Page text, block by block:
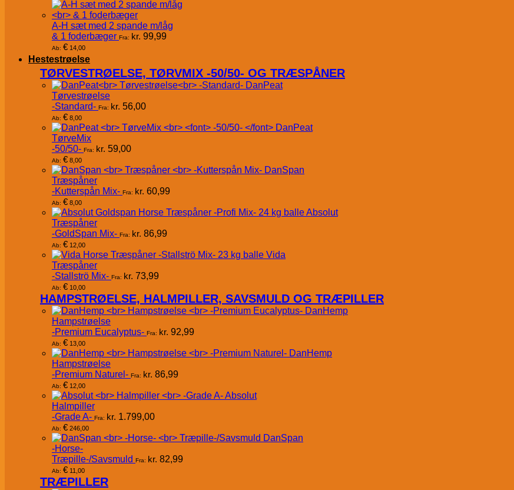
A-H sæt med 2 spande m/låg
& 1 foderbæger Fra: kr. 99,99
Ab: € 14,00
Hestestrøelse
TØRVESTRØELSE, TØRVMIX -50/50- OG TRÆSPÅNER
DanPeat
Tørvestrøelse
-Standard- Fra: kr. 56,00
Ab: € 8,00
DanPeat
TørveMix
-50/50- Fra: kr. 59,00
Ab: € 8,00
DanSpan
Træspåner
-Kutterspån Mix- Fra: kr. 60,99
Ab: € 8,00
Absolut
Træspåner
-GoldSpan Mix- Fra: kr. 86,99
Ab: € 12,00
Vida
Træspåner
-Stallströ Mix- Fra: kr. 73,99
Ab: € 10,00
HAMPSTRØELSE, HALMPILLER, SAVSMULD OG TRÆPILLER
DanHemp
Hampstrøelse
-Premium Eucalyptus- Fra: kr. 92,99
Ab: € 13,00
DanHemp
Hampstrøelse
-Premium Naturel- Fra: kr. 86,99
Ab: € 12,00
Absolut
Halmpiller
-Grade A- Fra: kr. 1.799,00
Ab: € 246,00
DanSpan
-Horse-
Træpille-/Savsmuld Fra: kr. 82,99
Ab: € 11,00
TRÆPILLER